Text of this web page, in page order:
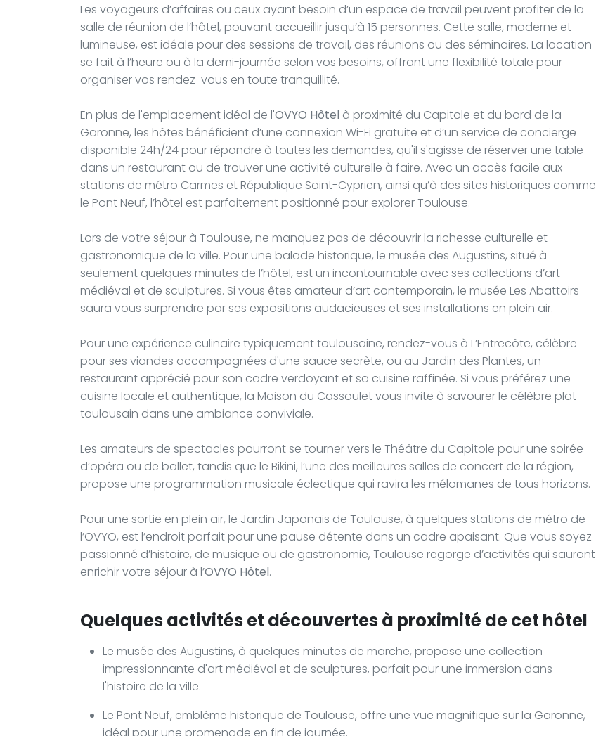
Les voyageurs d’affaires ou ceux ayant besoin d’un espace de travail peuvent profiter de la
salle de réunion de l’hôtel, pouvant accueillir jusqu’à 15 personnes. Cette salle, moderne et
lumineuse, est idéale pour des sessions de travail, des réunions ou des séminaires. La location
se fait à l’heure ou à la demi-journée selon vos besoins, offrant une flexibilité totale pour
organiser vos rendez-vous en toute tranquillité.
En plus de l'emplacement idéal de l'OVYO Hôtel à proximité du Capitole et du bord de la
Garonne, les hôtes bénéficient d’une connexion Wi-Fi gratuite et d’un service de concierge
disponible 24h/24 pour répondre à toutes les demandes, qu'il s'agisse de réserver une table
dans un restaurant ou de trouver une activité culturelle à faire. Avec un accès facile aux
stations de métro Carmes et République Saint-Cyprien, ainsi qu’à des sites historiques comme
le Pont Neuf, l’hôtel est parfaitement positionné pour explorer Toulouse.
Lors de votre séjour à Toulouse, ne manquez pas de découvrir la richesse culturelle et
gastronomique de la ville. Pour une balade historique, le musée des Augustins, situé à
seulement quelques minutes de l’hôtel, est un incontournable avec ses collections d’art
médiéval et de sculptures. Si vous êtes amateur d’art contemporain, le musée Les Abattoirs
saura vous surprendre par ses expositions audacieuses et ses installations en plein air.
Pour une expérience culinaire typiquement toulousaine, rendez-vous à L’Entrecôte, célèbre
pour ses viandes accompagnées d'une sauce secrète, ou au Jardin des Plantes, un
restaurant apprécié pour son cadre verdoyant et sa cuisine raffinée. Si vous préférez une
cuisine locale et authentique, la Maison du Cassoulet vous invite à savourer le célèbre plat
toulousain dans une ambiance conviviale.
Les amateurs de spectacles pourront se tourner vers le Théâtre du Capitole pour une soirée
d’opéra ou de ballet, tandis que le Bikini, l’une des meilleures salles de concert de la région,
propose une programmation musicale éclectique qui ravira les mélomanes de tous horizons.
Pour une sortie en plein air, le Jardin Japonais de Toulouse, à quelques stations de métro de
l’OVYO, est l’endroit parfait pour une pause détente dans un cadre apaisant. Que vous soyez
passionné d’histoire, de musique ou de gastronomie, Toulouse regorge d’activités qui sauront
enrichir votre séjour à l’OVYO Hôtel.
Quelques activités et découvertes à proximité de cet hôtel
Le musée des Augustins, à quelques minutes de marche, propose une collection
impressionnante d'art médiéval et de sculptures, parfait pour une immersion dans
l'histoire de la ville.
Le Pont Neuf, emblème historique de Toulouse, offre une vue magnifique sur la Garonne,
idéal pour une promenade en fin de journée.